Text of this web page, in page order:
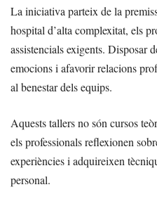
La iniciativa parteix de la
hospital d’alta complexitat, els
assistencials exigents. Disposar
emocions i afavorir relacions
al benestar dels equips.
Aquests tallers no són cursos
els professionals reflexionen
experiències i adquireixen
personal.